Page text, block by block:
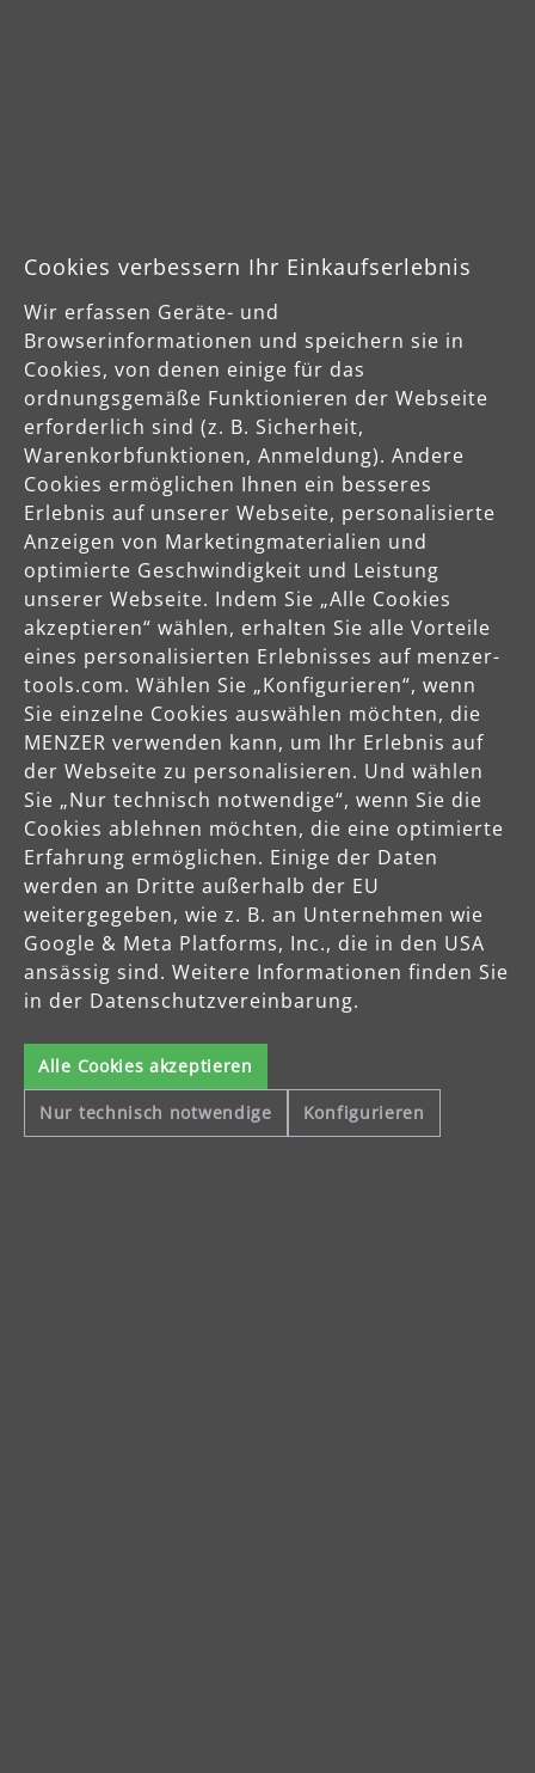
Vorkasse
Schnelle Lieferung
Käuferschutz
Servicezeiten
Mo-Do: 8-16 Uhr
Fr: 8-14 Uhr
Produkte
Service
Unternehmen
Celsiusstraße 20
Cookies verbessern Ihr Einkaufserlebnis
Wir erfassen Geräte- und
Browserinformationen und speichern sie in
Cookies, von denen einige für das
ordnungsgemäße Funktionieren der Webseite
erforderlich sind (z. B. Sicherheit,
Warenkorbfunktionen, Anmeldung). Andere
Cookies ermöglichen Ihnen ein besseres
Erlebnis auf unserer Webseite, personalisierte
Anzeigen von Marketingmaterialien und
optimierte Geschwindigkeit und Leistung
unserer Webseite. Indem Sie „Alle Cookies
akzeptieren“ wählen, erhalten Sie alle Vorteile
eines personalisierten Erlebnisses auf menzer-
tools.com. Wählen Sie „Konfigurieren“, wenn
Sie einzelne Cookies auswählen möchten, die
MENZER verwenden kann, um Ihr Erlebnis auf
der Webseite zu personalisieren. Und wählen
Sie „Nur technisch notwendige“, wenn Sie die
Cookies ablehnen möchten, die eine optimierte
Erfahrung ermöglichen. Einige der Daten
werden an Dritte außerhalb der EU
weitergegeben, wie z. B. an Unternehmen wie
Google & Meta Platforms, Inc., die in den USA
ansässig sind. Weitere Informationen finden Sie
in der Datenschutzvereinbarung.
Alle Cookies akzeptieren
Nur technisch notwendige Konfigurieren